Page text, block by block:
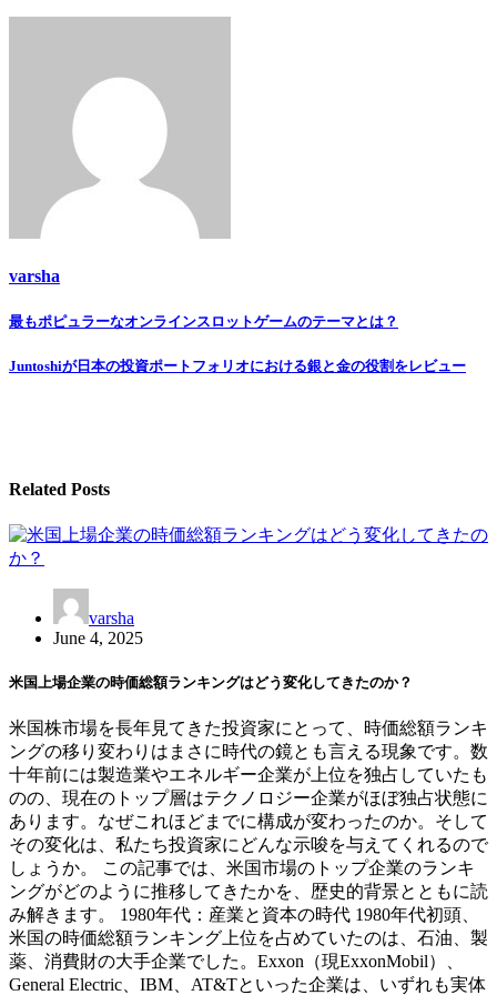
varsha
Post
navigation
最もポピュラーなオンラインスロットゲームのテーマとは？
Juntoshiが日本の投資ポートフォリオにおける銀と金の役割をレビュー
Related Posts
varsha
June 4, 2025
米国上場企業の時価総額ランキングはどう変化してきたのか？
米国株市場を長年見てきた投資家にとって、時価総額ランキ
ングの移り変わりはまさに時代の鏡とも言える現象です。数
十年前には製造業やエネルギー企業が上位を独占していたも
のの、現在のトップ層はテクノロジー企業がほぼ独占状態に
あります。なぜこれほどまでに構成が変わったのか。そして
その変化は、私たち投資家にどんな示唆を与えてくれるので
しょうか。 この記事では、米国市場のトップ企業のランキ
ングがどのように推移してきたかを、歴史的背景とともに読
み解きます。 1980年代：産業と資本の時代 1980年代初頭、
米国の時価総額ランキング上位を占めていたのは、石油、製
薬、消費財の大手企業でした。Exxon（現ExxonMobil）、
General Electric、IBM、AT&Tといった企業は、いずれも実体